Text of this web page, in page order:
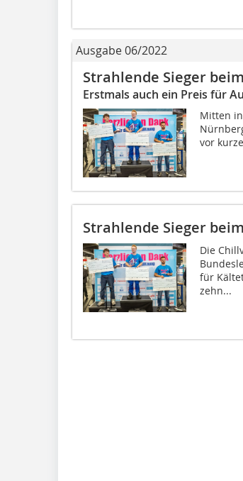
Ausgabe 06/2022
Strahlende Sieger
Erstmals auch ein Preis für
Mitten
vor
Strahlende Sieger
Die
für
zehn...